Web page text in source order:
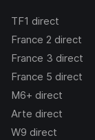
TF1 direct
France 2 direct
France 3 direct
France 5 direct
M6+ direct
Arte direct
W9 direct